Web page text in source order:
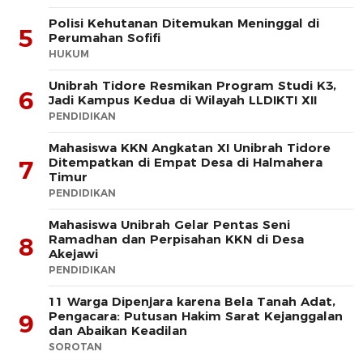
5
Polisi Kehutanan Ditemukan Meninggal di
Perumahan Sofifi
HUKUM
6
Unibrah Tidore Resmikan Program Studi K3,
Jadi Kampus Kedua di Wilayah LLDIKTI XII
PENDIDIKAN
7
Mahasiswa KKN Angkatan XI Unibrah Tidore
Ditempatkan di Empat Desa di Halmahera
Timur
PENDIDIKAN
8
Mahasiswa Unibrah Gelar Pentas Seni
Ramadhan dan Perpisahan KKN di Desa
Akejawi
PENDIDIKAN
9
11 Warga Dipenjara karena Bela Tanah Adat,
Pengacara: Putusan Hakim Sarat Kejanggalan
dan Abaikan Keadilan
SOROTAN